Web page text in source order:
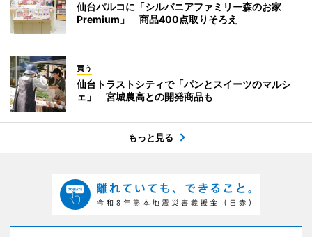
仙台パルコに「シルバニアファミリー森のお家
Premium」 商品400点取りそろえ
買う
仙台トラストシティで「パンとスイーツのマルシ
ェ」 宮城農高との開発商品も
もっと見る